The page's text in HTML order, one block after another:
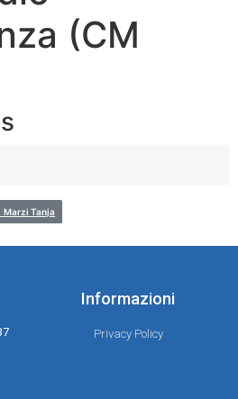
(CM
Marzi Tanja
Informazioni
Privacy Policy